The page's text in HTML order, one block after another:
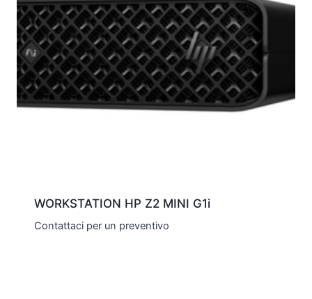
WORKSTATION HP Z2 MINI G1i
Contattaci per un preventivo